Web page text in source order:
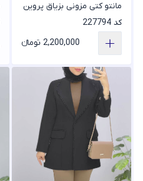
مانتو کتی مزونی بزیاق پروین
کد 227794
2,200,000 تومانء